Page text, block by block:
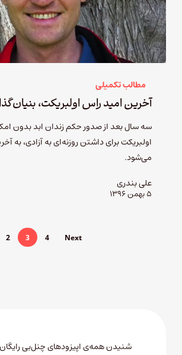
مطالب تکمیلی
آخرین امید راس اولبریکت،
سه سال بعد از صدور حکم زندان ابد بدون
اولبریکت برای داشتن روزنه‌ای به آزادی، به
می‌شود.
علی بندری
۵ بهمن ۱۳۹۶
2 3 4 Next
شنیدن همه‌ی اپیزودهای چنل‌بی